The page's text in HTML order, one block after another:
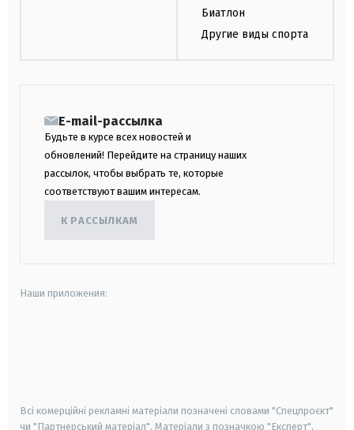
Биатлон
Другие виды спорта
E-mail-рассылка
Будьте в курсе всех новостей и
обновлений! Перейдите на страницу наших
рассылок, чтобы выбрать те, которые
соответствуют вашим интересам.
К РАССЫЛКАМ
Наши приложения:
Всі комерційні рекламні матеріали позначені словами "Спецпроєкт"
чи "Партнерський матеріал". Матеріали з позначкою "Експерт",